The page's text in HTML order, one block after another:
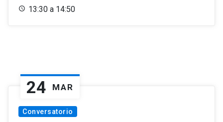
13:30 a 14:50
24 MAR
Conversatorio